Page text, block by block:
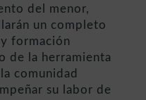
del menor,
un completo
formación
de la herramienta
comunidad
su labor de